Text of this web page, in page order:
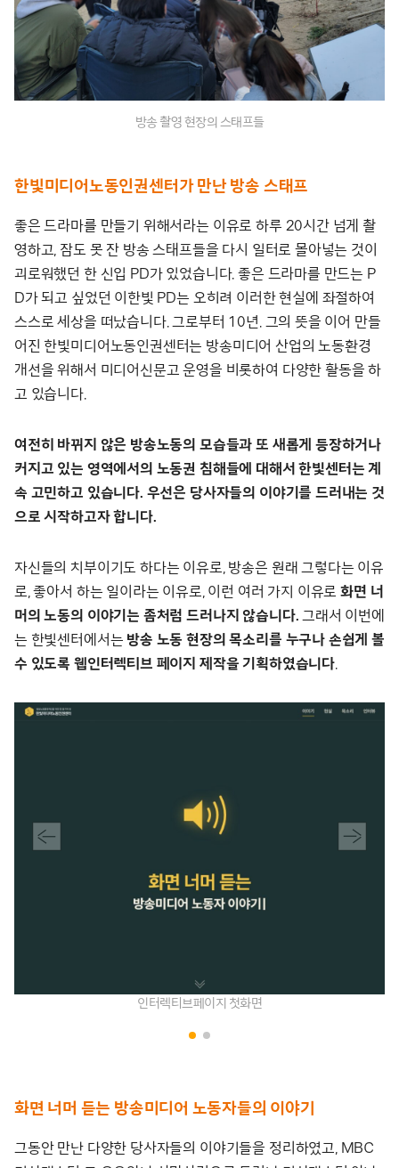
방송 촬영 현장의 스태프들
한빛미디어노동인권센터가 만난 방송 스태프
좋은 드라마를 만들기 위해서라는 이유로 하루 20시간 넘게 촬
영하고, 잠도 못 잔 방송 스태프들을 다시 일터로 몰아넣는 것이
괴로워했던 한 신입 PD가 있었습니다. 좋은 드라마를 만드는 P
D가 되고 싶었던 이한빛 PD는 오히려 이러한 현실에 좌절하여
스스로 세상을 떠났습니다. 그로부터 10년. 그의 뜻을 이어 만들
어진 한빛미디어노동인권센터는 방송미디어 산업의 노동환경
개선을 위해서 미디어신문고 운영을 비롯하여 다양한 활동을 하
고 있습니다.
여전히 바뀌지 않은 방송노동의 모습들과 또 새롭게 등장하거나
커지고 있는 영역에서의 노동권 침해들에 대해서 한빛센터는 계
속 고민하고 있습니다. 우선은 당사자들의 이야기를 드러내는 것
으로 시작하고자 합니다.
자신들의 치부이기도 하다는 이유로, 방송은 원래 그렇다는 이유
로, 좋아서 하는 일이라는 이유로, 이런 여러 가지 이유로 화면 너
머의 노동의 이야기는 좀처럼 드러나지 않습니다. 그래서 이번에
는 한빛센터에서는 방송 노동 현장의 목소리를 누구나 손쉽게 볼
수 있도록 웹인터렉티브 페이지 제작을 기획하였습니다.
인터렉티브페이지 첫화면
화면 너머 듣는 방송미디어 노동자들의 이야기
그동안 만난 다양한 당사자들의 이야기들을 정리하였고, MBC